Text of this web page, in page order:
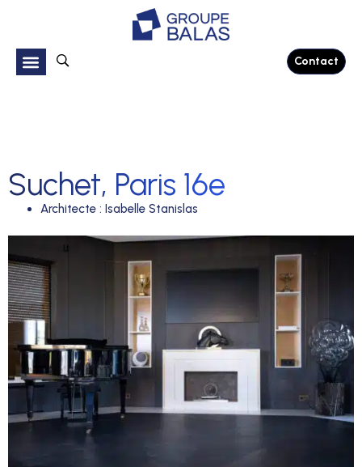
Contact
Suchet, Paris 16e
Architecte : Isabelle Stanislas